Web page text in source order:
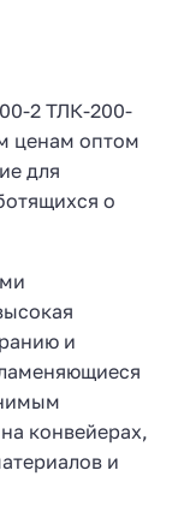
2 ТЛК-200-
ценам оптом
для
о
и
конвейерах,
и